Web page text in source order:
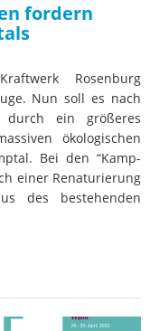
fordern
Rosenburg
Nun soll es nach
durch ein größeres
ökologischen
Bei den “Kamp-
einer Renaturierung
des bestehenden